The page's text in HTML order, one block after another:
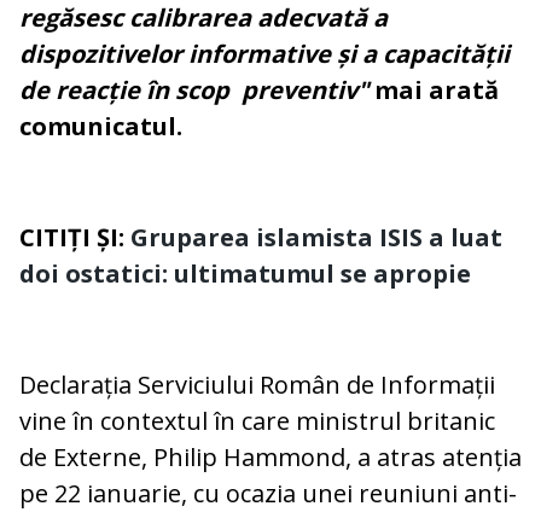
regăsesc calibrarea adecvată a
dispozitivelor informative și a capacității
de reacție în scop preventiv"mai arată
comunicatul.
CITIȚI ȘI: Gruparea islamista ISIS a luat
doi ostatici: ultimatumul se apropie
Declarația Serviciului Român de Informații
vine în contextul în care ministrul britanic
de Externe, Philip Hammond, a atras atenția
pe 22 ianuarie, cu ocazia unei reuniuni anti-